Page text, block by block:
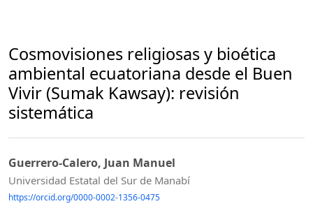
Cosmovisiones religiosas y bioética
ambiental ecuatoriana desde el Buen
Vivir (Sumak Kawsay): revisión
sistemática
Guerrero-Calero, Juan Manuel
Universidad Estatal del Sur de Manabí
https://orcid.org/0000-0002-1356-0475